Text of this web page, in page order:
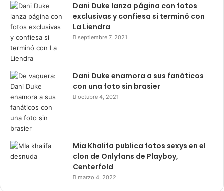
Dani Duke lanza página con fotos
exclusivas y confiesa si terminó con
La Liendra
septiembre 7, 2021
Dani Duke enamora a sus fanáticos
con una foto sin brasier
octubre 4, 2021
Mia Khalifa publica fotos sexys en el
clon de Onlyfans de Playboy,
Centerfold
marzo 4, 2022